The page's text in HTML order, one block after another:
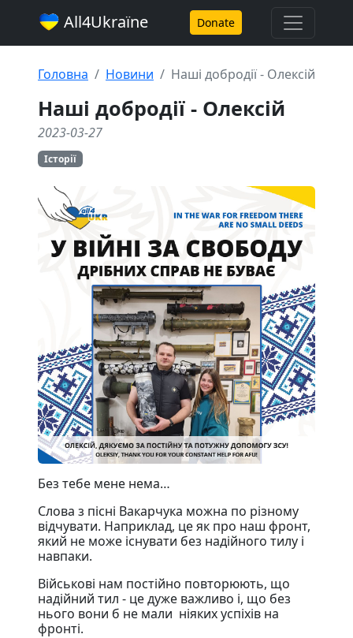
All4Ukraїne Donate
Головна Новини Наші добродії - Олексій
Наші добродії - Олексій
2023-03-27
Історії
Без тебе мене нема…
Слова з пісні Вакарчука можна по різному
відчувати. Наприклад, це як про наш фронт,
який не може існувати без надійного тилу і
навпаки.
Військові нам постійно повторюють, що
надійний тил - це дуже важливо і, що без
нього вони б не мали ніяких успіхів на
фронті.